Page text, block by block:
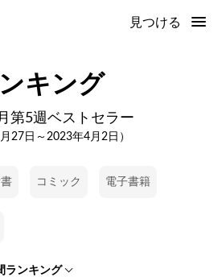
見つける
キング
第5週ベストセラー
27日～2023年4月2日）
コミック 電子書籍
ランキング